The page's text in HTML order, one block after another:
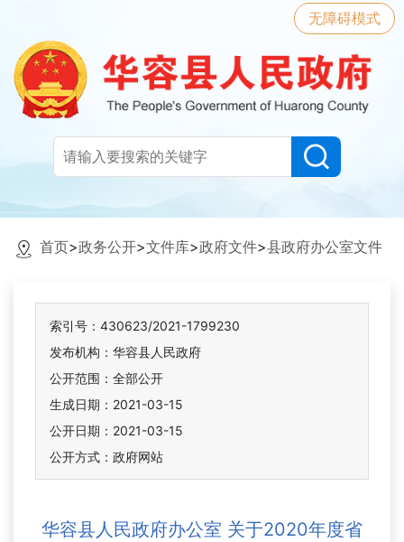
无障碍模式
首页>政务公开>文件库>政府文件>县政府办公室文件
索引号：430623/2021-1799230
发布机构：华容县人民政府
公开范围：全部公开
生成日期：2021-03-15
公开日期：2021-03-15
公开方式：政府网站
华容县人民政府办公室 关于2020年度省